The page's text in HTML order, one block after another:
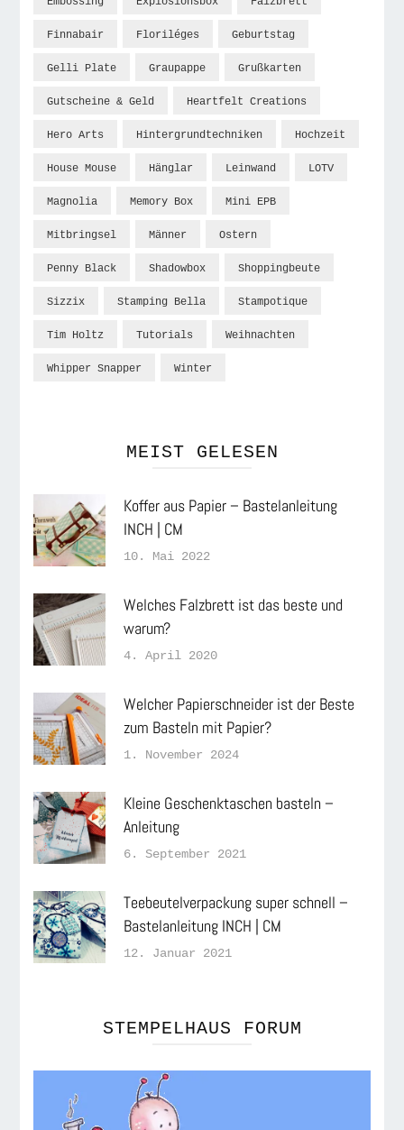
Finnabair Floriléges Geburtstag
Gelli Plate Graupappe Grußkarten
Gutscheine & Geld Heartfelt Creations
Hero Arts Hintergrundtechniken Hochzeit
House Mouse Hänglar Leinwand LOTV
Magnolia Memory Box Mini EPB
Mitbringsel Männer Ostern
Penny Black Shadowbox Shoppingbeute
Sizzix Stamping Bella Stampotique
Tim Holtz Tutorials Weihnachten
Whipper Snapper Winter
MEIST GELESEN
Koffer aus Papier – Bastelanleitung
INCH | CM
10. Mai 2022
Welches Falzbrett ist das beste und
warum?
4. April 2020
Welcher Papierschneider ist der Beste
zum Basteln mit Papier?
1. November 2024
Kleine Geschenktaschen basteln –
Anleitung
6. September 2021
Teebeutelverpackung super schnell –
Bastelanleitung INCH | CM
12. Januar 2021
STEMPELHAUS FORUM